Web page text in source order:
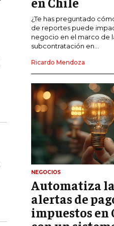
CALIDAD Y MEJORA
TALENTOS
TALENTO
RECLUTAMIENTO Y
DESARROLLO DE
GESTIÓN DEL
CULTURA Y CLIMA
ÉTICA EMPRESARIAL Y
RESPONSABILIDAD
BLOG
¿Te has preguntado
de reportes puede
negocio en el marco de
subcontratación en...
Ricardo Mendoza
NEGOCIOS
Automatiza
alertas de
impuestos en